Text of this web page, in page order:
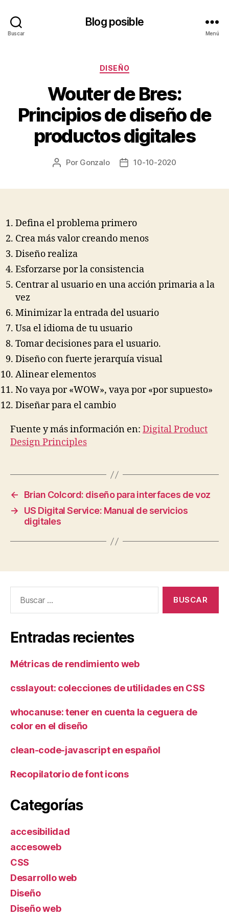
Buscar
Blog posible
Menú
Categorías
DISEÑO
Wouter de Bres:
Principios de diseño de
productos digitales
Autor
Por Gonzalo
Fecha10-10-2020
Defina el problema primero
Crea más valor creando menos
Diseño realiza
Esforzarse por la consistencia
Centrar al usuario en una acción primaria a la
vez
Minimizar la entrada del usuario
Usa el idioma de tu usuario
Tomar decisiones para el usuario.
Diseño con fuerte jerarquía visual
Alinear elementos
No vaya por «WOW», vaya por «por supuesto»
Diseñar para el cambio
Fuente y más información en: Digital Product
Design Principles
←
Brian Colcord: diseño para interfaces de voz
→
US Digital Service: Manual de servicios
digitales
Entradas recientes
Métricas de rendimiento web
csslayout: colecciones de utilidades en CSS
whocanuse: tener en cuenta la ceguera de
color en el diseño
clean-code-javascript en español
Recopilatorio de font icons
Categorías
accesibilidad
accesoweb
CSS
Desarrollo web
Diseño
Diseño web